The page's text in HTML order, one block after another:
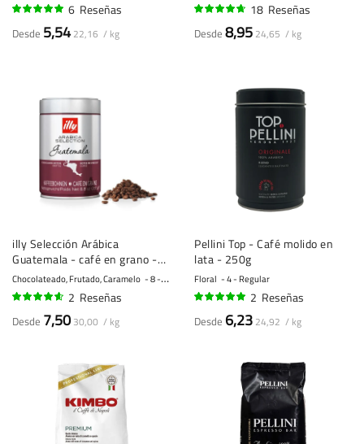
6 Reseñas
Desde 5,54 22,16 / kg
18 Reseñas
Desde 8,95 24,65 / kg
illy Selección Arábica
Guatemala - café en grano -
250 gramos
Chocolateado, Frutado, Caramelo 8 - Fuerte
2 Reseñas
Desde 7,50 30,00 / kg
Pellini Top - Café molido en
lata - 250g
Floral 4 - Regular
2 Reseñas
Desde 6,23 24,92 / kg